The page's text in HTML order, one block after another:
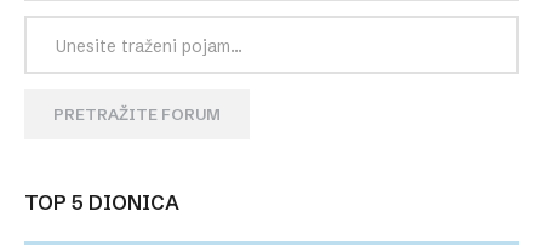
PRETRAŽITE FORUM
TOP 5 DIONICA